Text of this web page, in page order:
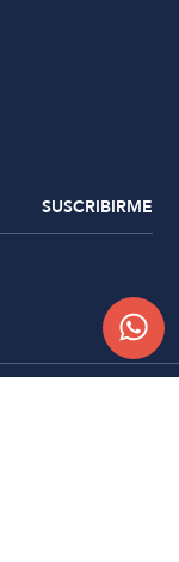
SUSCRIBIRME